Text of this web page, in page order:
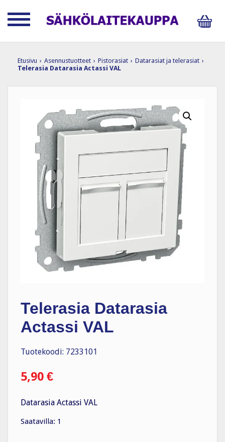
Etusivu › Asennustuotteet › Pistorasiat › Datarasiat ja telerasiat ›
Telerasia Datarasia Actassi VAL
Telerasia Datarasia
Actassi VAL
Tuotekoodi: 7233101
5,90 €
Datarasia Actassi VAL
Saatavilla: 1